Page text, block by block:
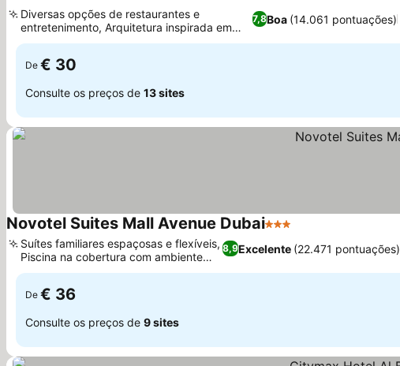
7,8Boa (14.061 pontuações)
Diversas opções de restaurantes e
entretenimento, Arquitetura inspirada em
navios de cruzeiro
De € 30
Consulte os preços de 13 sites
Novotel Suites Mall Avenue Dubai3 Estrelas
8,9Excelente (22.471 pontuações)
Suítes familiares espaçosas e flexíveis,
Piscina na cobertura com ambiente
tranquilo
De € 36
Consulte os preços de 9 sites